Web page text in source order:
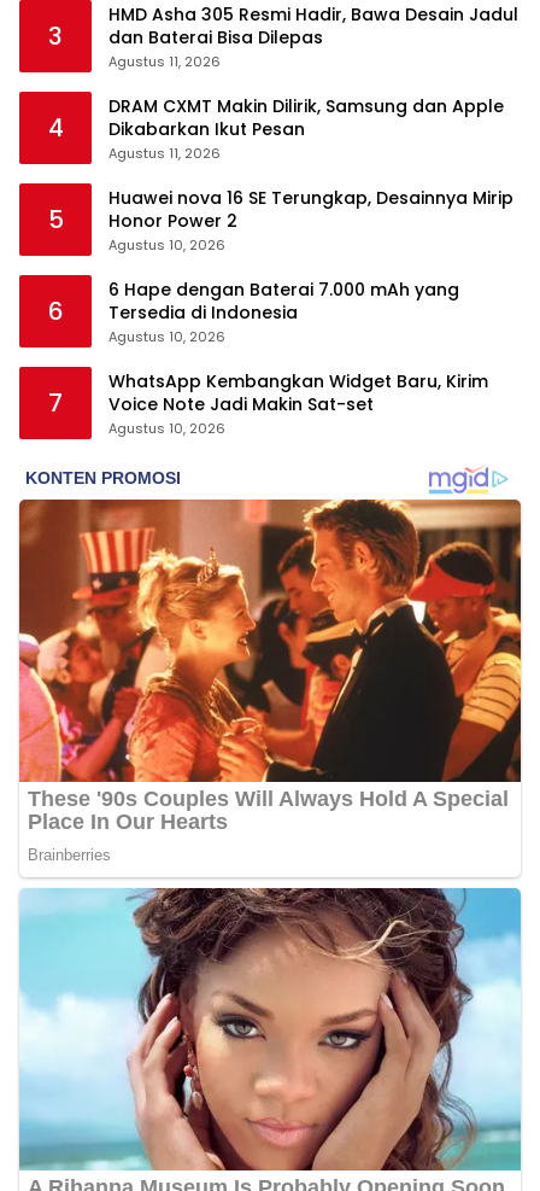
3
HMD Asha 305 Resmi Hadir, Bawa Desain Jadul
dan Baterai Bisa Dilepas
Agustus 11, 2026
4
DRAM CXMT Makin Dilirik, Samsung dan Apple
Dikabarkan Ikut Pesan
Agustus 11, 2026
5
Huawei nova 16 SE Terungkap, Desainnya Mirip
Honor Power 2
Agustus 10, 2026
6
6 Hape dengan Baterai 7.000 mAh yang
Tersedia di Indonesia
Agustus 10, 2026
7
WhatsApp Kembangkan Widget Baru, Kirim
Voice Note Jadi Makin Sat-set
Agustus 10, 2026